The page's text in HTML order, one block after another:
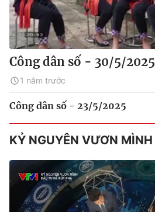
Công dân số - 30/5/2025
1 năm trước
Công dân số - 23/5/2025
KỶ NGUYÊN VƯƠN MÌNH